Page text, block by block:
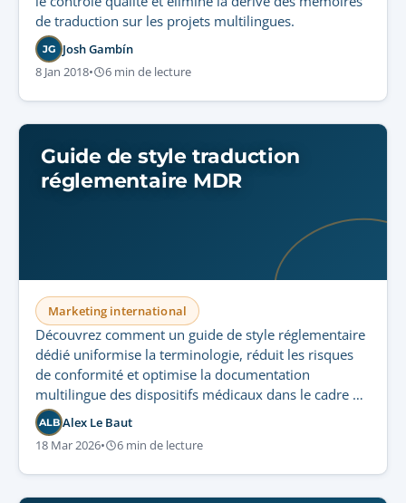
de traduction sur les projets multilingues.
JG Josh Gambín
8 Jan 2018• 6 min de lecture
Guide de style traduction
réglementaire MDR
Marketing international
Découvrez comment un guide de style réglementaire
dédié uniformise la terminologie, réduit les risques
de conformité et optimise la documentation
multilingue des dispositifs médicaux dans le cadre du
RDM.
ALB Alex Le Baut
18 Mar 2026• 6 min de lecture